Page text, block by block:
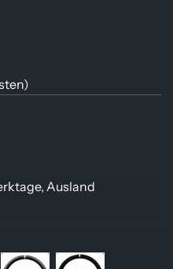
)
Ausland